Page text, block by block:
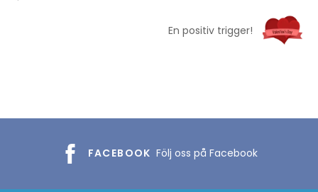
En positiv trigger!
FACEBOOK Följ oss på Facebook